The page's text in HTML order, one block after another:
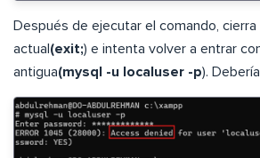
Después de ejecutar el comando, cierra
actual (exit;) e intenta volver a entrar
antigua(mysql -u localuser -p).